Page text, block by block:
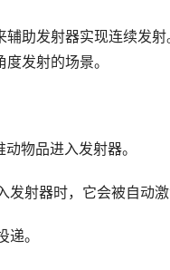
助发射器实现连续发
发射的场景。
物品进入发射器。
射器时，它会被自动激
。